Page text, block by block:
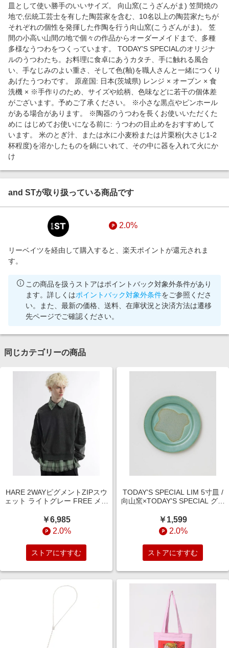
皿として使い勝手のいいサイズ。 向山窯(こうざんがま) 笠間焼の
地で,伝統工芸士を有した陶芸家を含む、10名以上の陶芸家たちが
それぞれの個性を発揮した作陶を行う向山窯(こうざんがま)。 笠
間の小高い山間の地で個々の作品からオーダーメイドまで、多種
多様なうつわをつくっています。 TODAY'S SPECIALのオリジナ
ルのうつわたち。お料理に食卓にあうカタチ、手に触れる風合
い、手なじみのよい重さ、そして色(釉)を職人さんと一緒につくり
あげたうつわです。 原産国: 日本(茨城県) レンジ × オーブン × 食
洗機 × ※手作りのため、サイズや絵柄、色味などに若干の個体差
がございます。予めご了承ください。 ※小さな黒点やピンホール
がある場合があります。 ※陶器のうつわを長くお使いいただくた
めに はじめてお使いになる前に: うつわの目止めをおすすめして
います。 米のとぎ汁、または水に小麦粉または片栗粉(大さじ1-2
杯程度)を溶かしたものを鍋にいれて、その中に器を入れて火にか
け
and STが取り扱っている商品です
2.0%
リーベイツを経由して購入すると、楽天ポイントが還元されま
す。
この商品を扱うストアはポイントバック対象外条件があり
ます。詳しくはポイントバック対象外条件をご参照くださ
い。また、最新の価格、送料、在庫状況と決済方法は遷移
先ページでご確認ください。
同じカテゴリーの商品
HARE 2WAYピグメントZIPスウ
ェット ライトグレー FREE メン
アンドエスティ（旧ドットエス
ティ）
￥6,985
2.0%
ストアにすすむ
TODAY'S SPECIAL LIM 5寸皿 /
向山窯×TODAY'S SPECIAL グリ
デイズスペシャル 345090 and
ST アンドエスティ（旧ドットエ
スティ）
￥1,599
2.0%
ストアにすすむ